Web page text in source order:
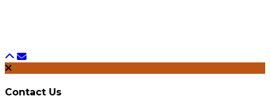
Contact Us